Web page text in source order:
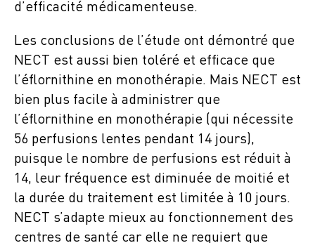
d’efficacité médicamenteuse.
Les conclusions de l’étude ont démontré que
NECT est aussi bien toléré et efficace que
l’éflornithine en monothérapie. Mais NECT est
bien plus facile à administrer que
l’éflornithine en monothérapie (qui nécessite
56 perfusions lentes pendant 14 jours),
puisque le nombre de perfusions est réduit à
14, leur fréquence est diminuée de moitié et
la durée du traitement est limitée à 10 jours.
NECT s’adapte mieux au fonctionnement des
centres de santé car elle ne requiert que